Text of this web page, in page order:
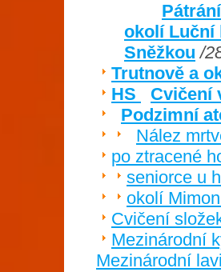
okolí Luční
Sněžkou /
Trutnově a
HS
Cvičení
Podzimní
Nález
po ztracené
seniorce u
okolí
Cvičení
Mezinárodní
Mezinárodní